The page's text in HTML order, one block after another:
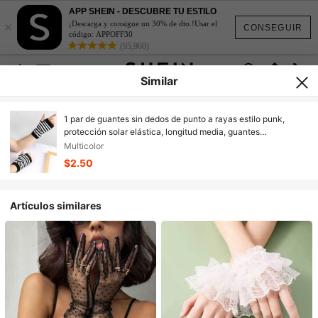
CONSEGUIR
×
APP SHEIN - DESCUBRE TU ESTILO
¡Descarga y consigue un 30% de dto.!Usar el
código: APPOFF30
(95,960)
Similar
1 par de guantes sin dedos de punto a rayas estilo punk,
protección solar elástica, longitud media, guantes
decorativos de hip-hop para mujeres y hombres, adecuados
para exteriores, conducir, viajar
Multicolor
$2.50
Artículos similares